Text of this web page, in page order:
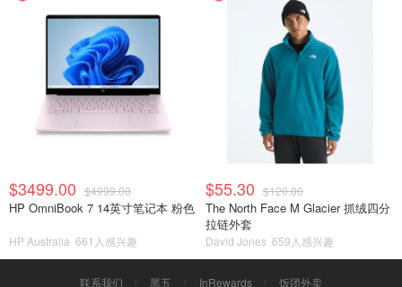
$3499.00 $4999.00
HP OmniBook 7 14英寸笔记本 粉色
HP Australia 661人感兴趣
$55.30 $120.00
The North Face M Glacier 抓绒四分
拉链外套
David Jones 659人感兴趣
联系我们 黑五 InRewards 饭团外卖